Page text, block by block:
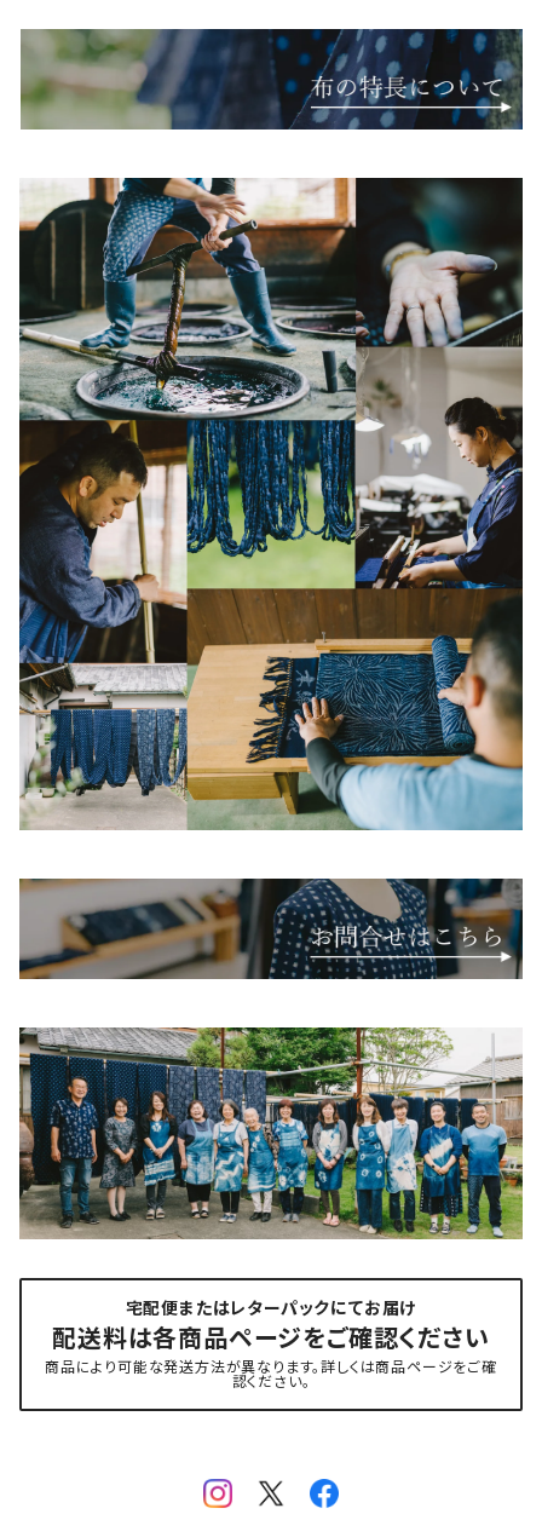
宅配便またはレターパックにてお届け
配送料は各商品ページをご確認ください
商品により可能な発送方法が異なります。詳しくは商品ページをご確
認ください。